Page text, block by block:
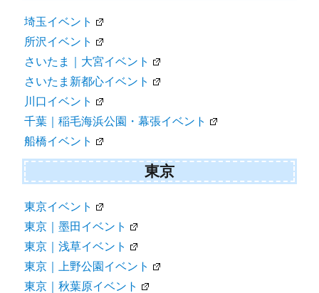
埼玉イベント
所沢イベント
さいたま｜大宮イベント
さいたま新都心イベント
川口イベント
千葉｜稲毛海浜公園・幕張イベント
船橋イベント
東京
東京イベント
東京｜墨田イベント
東京｜浅草イベント
東京｜上野公園イベント
東京｜秋葉原イベント